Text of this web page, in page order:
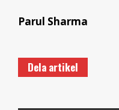
Parul Sharma
Dela artikel